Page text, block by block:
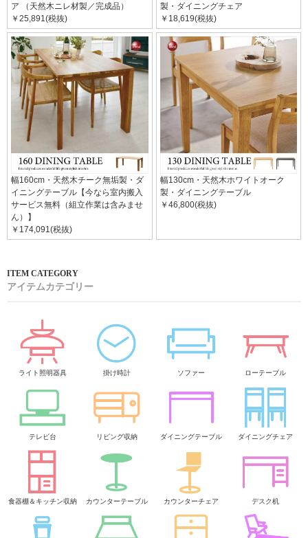
ア （天然木ニレ材製／完成品）
￥25,891(税抜)
製・ダイニングチェア
￥18,619(税抜)
幅160cm・天然木チーク無垢製・ダ
イニングテーブル【今なら室内搬入
サービス無料（組立作業は含みませ
ん）】
￥174,091(税抜)
幅130cm・天然木ホワイトオーク
製・ダイニングテーブル
￥46,800(税抜)
アイテムカテゴリー
ライト照明器具 掛け時計 ソファー ローテーブル
テレビ台 リビング収納 ダイニングテーブル ダイニングチェア
食器棚＆キッチン収納 カウンターテーブル カウンターチェア デスク机